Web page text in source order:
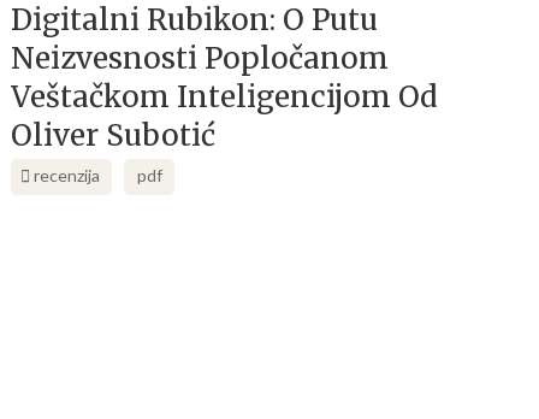
Digitalni Rubikon: O Putu
Neizvesnosti Popločanom
Veštačkom Inteligencijom Od
Oliver Subotić
recenzija pdf